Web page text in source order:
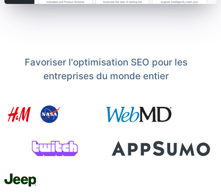
Favoriser l'optimisation SEO pour les
entreprises du monde entier